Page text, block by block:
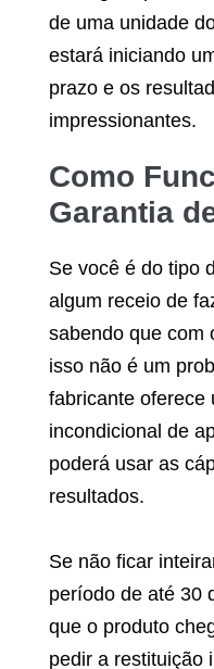
de uma unidade
estará iniciando
prazo e os
impressionantes.
Como
Garantia
Se você é do tipo
algum receio de
sabendo que com
isso não é um
fabricante oferece
incondicional de
poderá usar as
resultados.
Se não ficar
período de até 30
que o produto
pedir a restituição